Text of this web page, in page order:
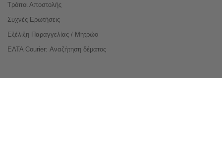
Τρόποι Αποστολής
Συχνές Ερωτήσεις
Εξέλιξη Παραγγελίας / Μητρώο
ΕΛΤΑ Courier: Αναζήτηση δέματος